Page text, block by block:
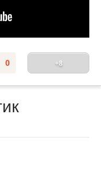
+8
0